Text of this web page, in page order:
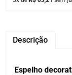
Descrição
Espelho